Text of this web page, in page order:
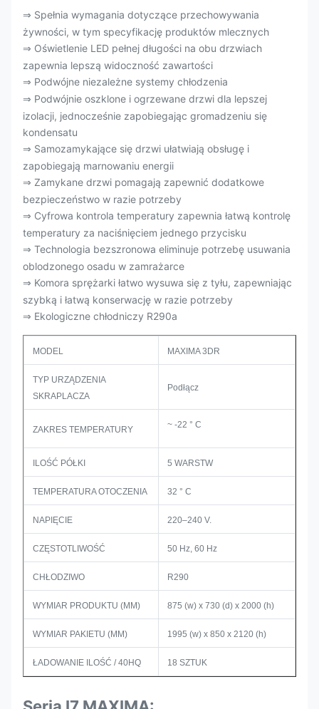
⇒ Spełnia wymagania dotyczące przechowywania
żywności, w tym specyfikację produktów mlecznych
⇒ Oświetlenie LED pełnej długości na obu drzwiach
zapewnia lepszą widoczność zawartości
⇒ Podwójne niezależne systemy chłodzenia
⇒ Podwójnie oszklone i ogrzewane drzwi dla lepszej
izolacji, jednocześnie zapobiegając gromadzeniu się
kondensatu
⇒ Samozamykające się drzwi ułatwiają obsługę i
zapobiegają marnowaniu energii
⇒ Zamykane drzwi pomagają zapewnić dodatkowe
bezpieczeństwo w razie potrzeby
⇒ Cyfrowa kontrola temperatury zapewnia łatwą kontrolę
temperatury za naciśnięciem jednego przycisku
⇒ Technologia bezszronowa eliminuje potrzebę usuwania
oblodzonego osadu w zamrażarce
⇒ Komora sprężarki łatwo wysuwa się z tyłu, zapewniając
szybką i łatwą konserwację w razie potrzeby
⇒ Ekologiczne chłodniczy R290a
MODEL MAXIMA 3DR
TYP URZĄDZENIA
SKRAPLACZA
Podłącz
ZAKRES TEMPERATURY ~ -22 ° C
ILOŚĆ PÓŁKI 5 WARSTW
TEMPERATURA OTOCZENIA 32 ° C
NAPIĘCIE 220–240 V.
CZĘSTOTLIWOŚĆ 50 Hz, 60 Hz
CHŁODZIWO R290
WYMIAR PRODUKTU (MM) 875 (w) x 730 (d) x 2000 (h)
WYMIAR PAKIETU (MM) 1995 (w) x 850 x 2120 (h)
ŁADOWANIE ILOŚĆ / 40HQ 18 SZTUK